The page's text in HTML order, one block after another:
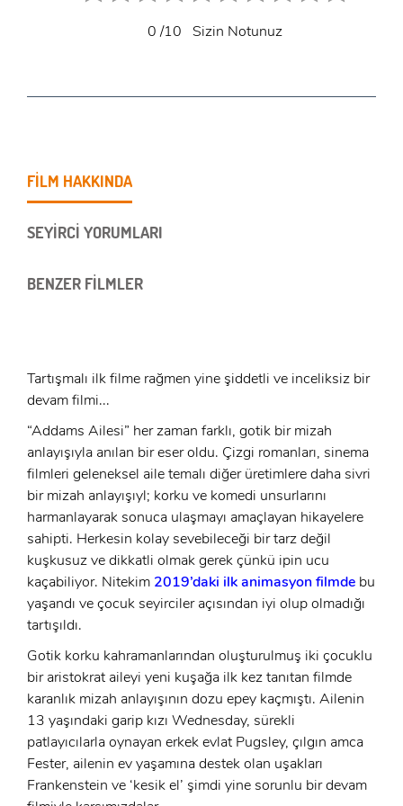
0/10 Sizin Notunuz
FİLM HAKKINDA
SEYİRCİ YORUMLARI
BENZER FİLMLER
Tartışmalı ilk filme rağmen yine şiddetli ve inceliksiz bir
devam filmi...
“Addams Ailesi” her zaman farklı, gotik bir mizah
anlayışıyla anılan bir eser oldu. Çizgi romanları, sinema
filmleri geleneksel aile temalı diğer üretimlere daha sivri
bir mizah anlayışıyl; korku ve komedi unsurlarını
harmanlayarak sonuca ulaşmayı amaçlayan hikayelere
sahipti. Herkesin kolay sevebileceği bir tarz değil
kuşkusuz ve dikkatli olmak gerek çünkü ipin ucu
kaçabiliyor. Nitekim 2019’daki ilk animasyon filmde bu
yaşandı ve çocuk seyirciler açısından iyi olup olmadığı
tartışıldı.
Gotik korku kahramanlarından oluşturulmuş iki çocuklu
bir aristokrat aileyi yeni kuşağa ilk kez tanıtan filmde
karanlık mizah anlayışının dozu epey kaçmıştı. Ailenin
13 yaşındaki garip kızı Wednesday, sürekli
patlayıcılarla oynayan erkek evlat Pugsley, çılgın amca
Fester, ailenin ev yaşamına destek olan uşakları
Frankenstein ve ‘kesik el’ şimdi yine sorunlu bir devam